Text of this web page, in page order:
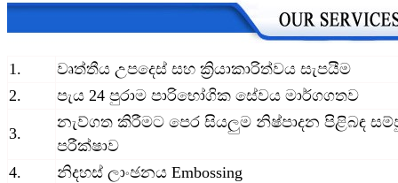
1.
වෘත්තීය උපදෙස් සහ ක්‍රියාකාරිත්වය සැපයීම
2.
පැය 24 පුරාම පාරිභෝගික සේවය මාර්ගගතව
3.
නැව්ගත කිරීමට පෙර සියලුම නිෂ්පාදන පිළිබඳ
පරීක්ෂාව
4.
නිදහස් ලාංඡනය Embossing